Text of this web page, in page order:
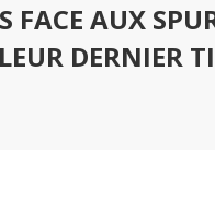
FACE AUX
DERNIER